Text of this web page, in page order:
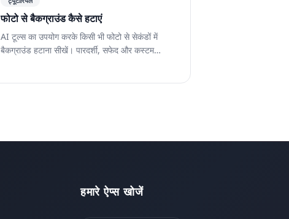
फोटो से बैकग्राउंड कैसे हटाएं
AI टूल्स का उपयोग करके किसी भी फोटो से सेकंडों में
बैकग्राउंड हटाना सीखें। पारदर्शी, सफेद और कस्टम
हमारे ऐप्स खोजें